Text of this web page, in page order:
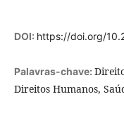
DOI: https://doi.org/
Palavras-chave:
Direitos Humanos,